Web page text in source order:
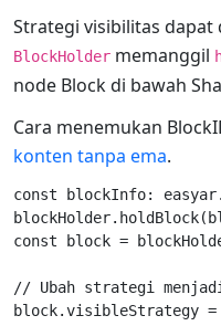
Strategi visibilitas
BlockHolder memanggil
node Block di bawah
Cara menemukan
konten tanpa ema.
const blockInfo:
const block =
// Ubah strategi